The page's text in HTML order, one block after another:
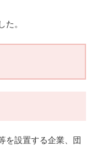
。
を設置する企業、団